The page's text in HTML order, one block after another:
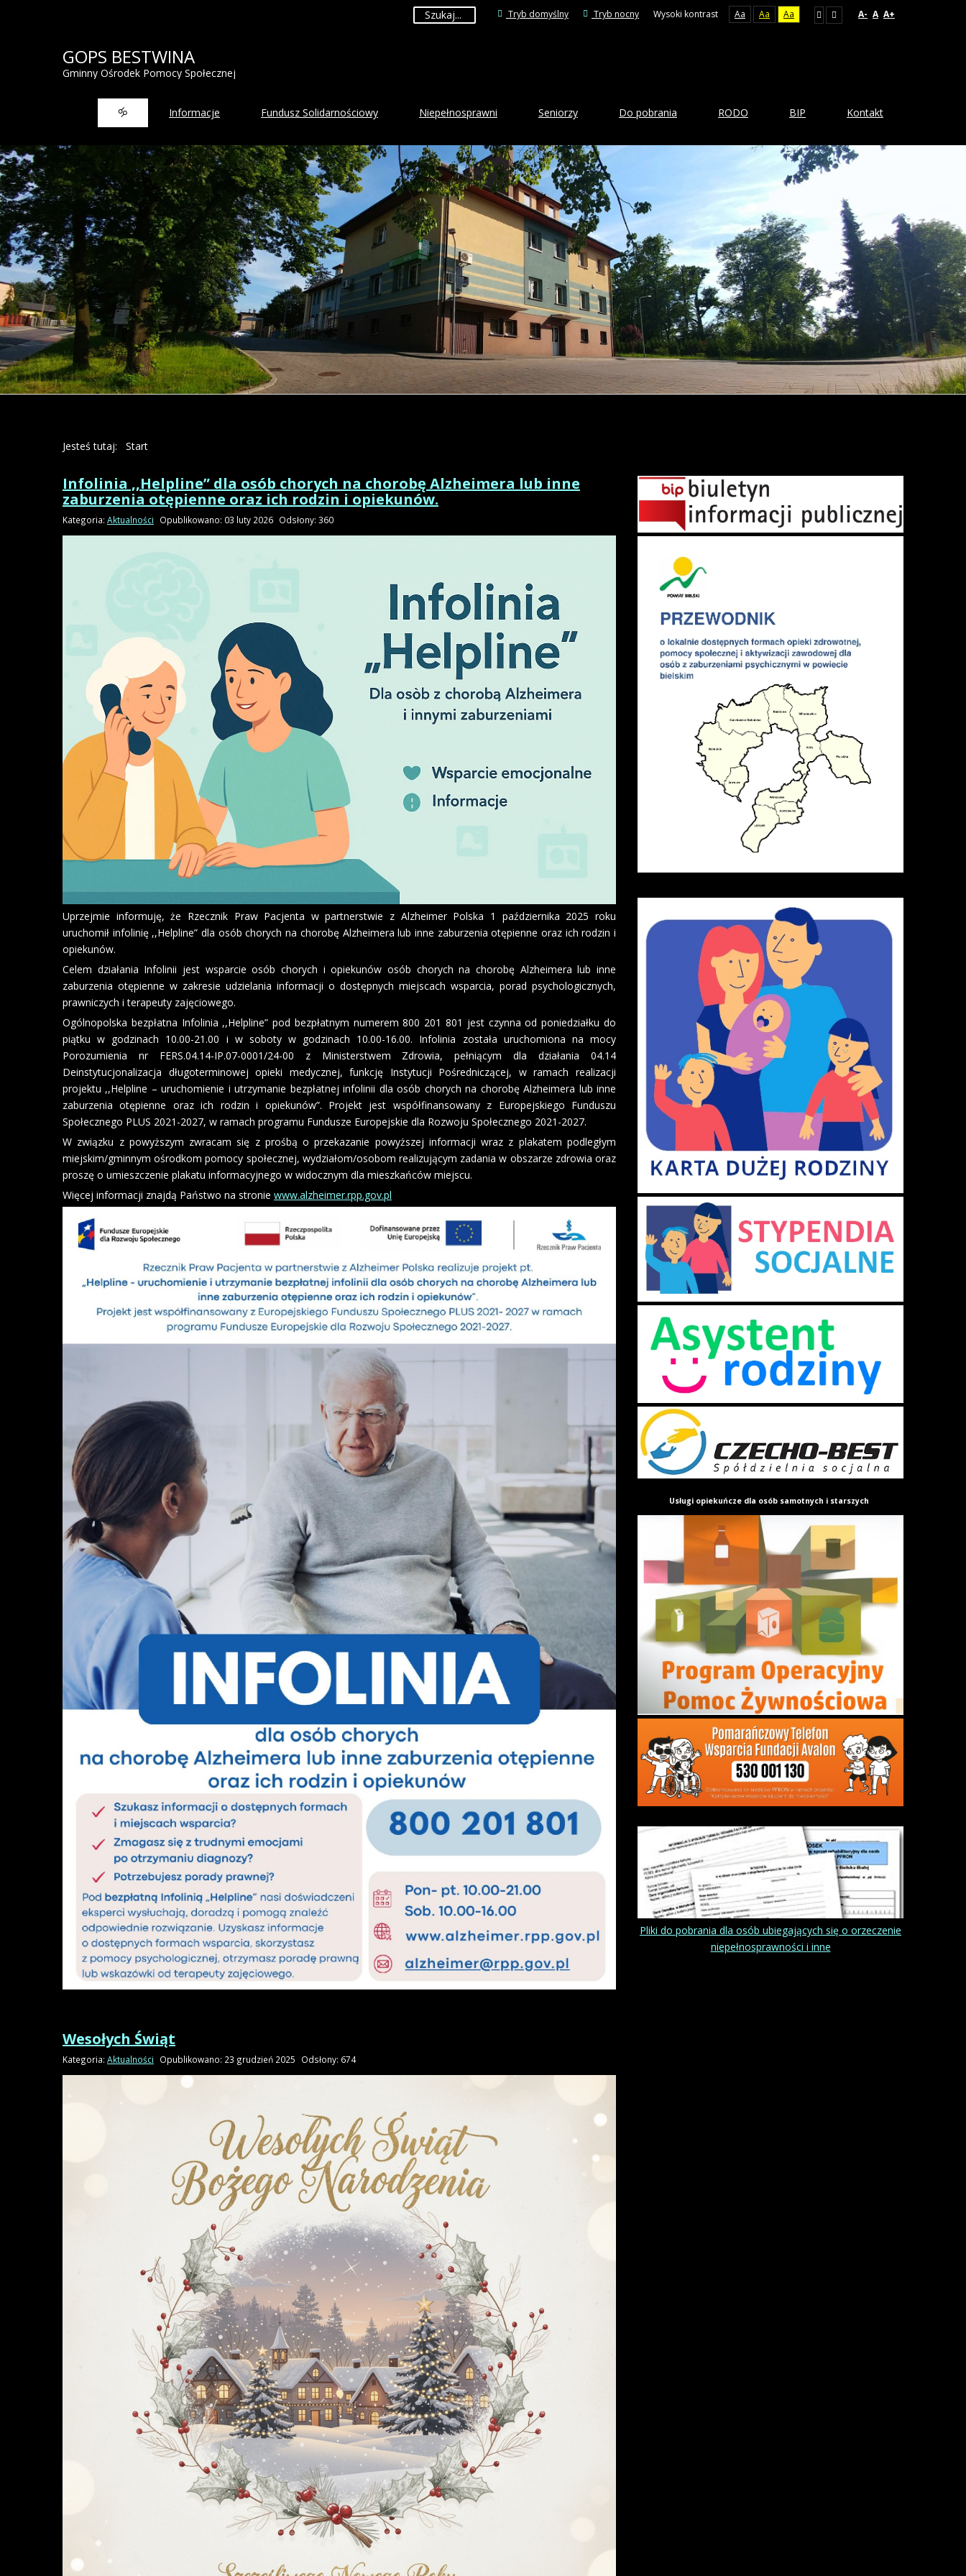
Tryb domyślny Tryb nocny Wysoki kontrast Aa Aa Aa A- A A+
GOPS BESTWINA
Gminny Ośrodek Pomocy Społecznej
🝰 Informacje Fundusz Solidarnościowy Niepełnosprawni Seniorzy Do pobrania RODO BIP Kontakt
Jesteś tutaj: Start
Infolinia ,,Helpline” dla osób chorych na chorobę Alzheimera lub inne
zaburzenia otępienne oraz ich rodzin i opiekunów.
Kategoria: Aktualności Opublikowano: 03 luty 2026 Odsłony: 360
Uprzejmie informuję, że Rzecznik Praw Pacjenta w partnerstwie z Alzheimer Polska 1 października 2025 roku
uruchomił infolinię ,,Helpline” dla osób chorych na chorobę Alzheimera lub inne zaburzenia otępienne oraz ich rodzin i
opiekunów.
Celem działania Infolinii jest wsparcie osób chorych i opiekunów osób chorych na chorobę Alzheimera lub inne
zaburzenia otępienne w zakresie udzielania informacji o dostępnych miejscach wsparcia, porad psychologicznych,
prawniczych i terapeuty zajęciowego.
Ogólnopolska bezpłatna Infolinia ,,Helpline” pod bezpłatnym numerem 800 201 801 jest czynna od poniedziałku do
piątku w godzinach 10.00-21.00 i w soboty w godzinach 10.00-16.00. Infolinia została uruchomiona na mocy
Porozumienia nr FERS.04.14-IP.07-0001/24-00 z Ministerstwem Zdrowia, pełniącym dla działania 04.14
Deinstytucjonalizacja długoterminowej opieki medycznej, funkcję Instytucji Pośredniczącej, w ramach realizacji
projektu ,,Helpline – uruchomienie i utrzymanie bezpłatnej infolinii dla osób chorych na chorobę Alzheimera lub inne
zaburzenia otępienne oraz ich rodzin i opiekunów”. Projekt jest współfinansowany z Europejskiego Funduszu
Społecznego PLUS 2021-2027, w ramach programu Fundusze Europejskie dla Rozwoju Społecznego 2021-2027.
W związku z powyższym zwracam się z prośbą o przekazanie powyższej informacji wraz z plakatem podległym
miejskim/gminnym ośrodkom pomocy społecznej, wydziałom/osobom realizującym zadania w obszarze zdrowia oraz
proszę o umieszczenie plakatu informacyjnego w widocznym dla mieszkańców miejscu.
Więcej informacji znajdą Państwo na stronie www.alzheimer.rpp.gov.pl
Wesołych Świąt
Kategoria: Aktualności Opublikowano: 23 grudzień 2025 Odsłony: 674
Usługi opiekuńcze dla osób samotnych i starszych
Pliki do pobrania dla osób ubiegających się o orzeczenie
niepełnosprawności i inne